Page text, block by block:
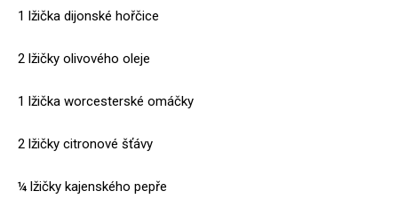
1 lžička dijonské hořčice
2 lžičky olivového oleje
1 lžička worcesterské omáčky
2 lžičky citronové šťávy
¼ lžičky kajenského pepře